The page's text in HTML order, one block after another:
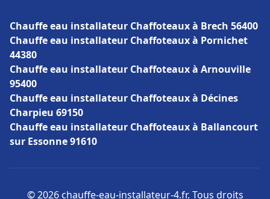
Chauffe eau installateur Chaffoteaux à Brech 56400
Chauffe eau installateur Chaffoteaux à Pornichet
44380
Chauffe eau installateur Chaffoteaux à Arnouville
95400
Chauffe eau installateur Chaffoteaux à Décines
Charpieu 69150
Chauffe eau installateur Chaffoteaux à Ballancourt
sur Essonne 91610
© 2026 chauffe-eau-installateur-4.fr. Tous droits